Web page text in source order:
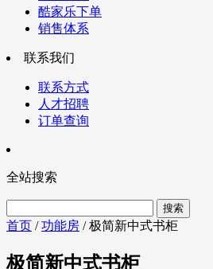
酷家乐下单
销售体系
联系我们
联系方式
人才招聘
订单查询
全站搜索
首页 /功能房 / 极简新中式书柜
极简新中式书柜